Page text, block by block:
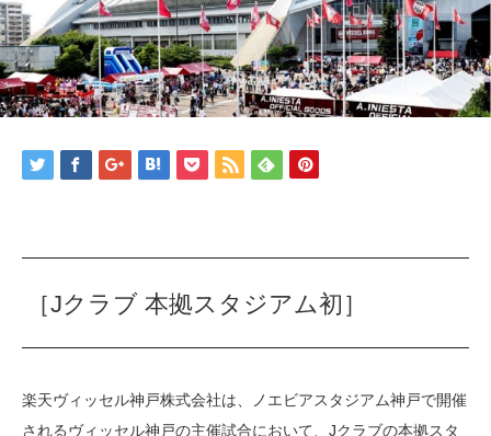
［Jクラブ 本拠スタジアム初］
楽天ヴィッセル神戸株式会社は、ノエビアスタジアム神戸で開催
されるヴィッセル神戸の主催試合において、Jクラブの本拠スタ